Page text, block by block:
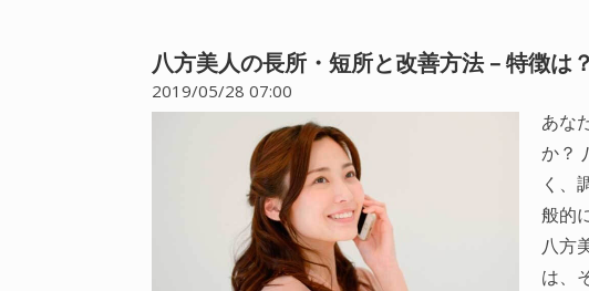
八方美人の長所・短所と改善方法 – 特徴は
2019/05/28 07:00
あな
か？
く、
般的
八方
は、